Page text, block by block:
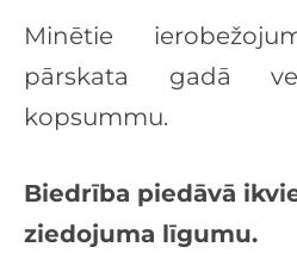
Minētie
pārskata gadā
kopsummu.
Biedrība piedāvā
ziedojuma līgumu.